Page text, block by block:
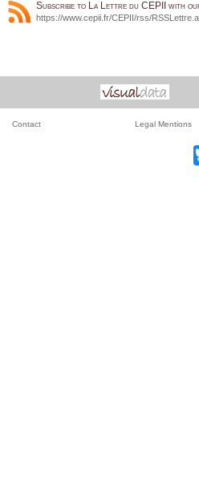
Subscribe to La Lettre du CEPII with
https://www.cepii.fr/CEPII/rss/
Contact Legal Mentions